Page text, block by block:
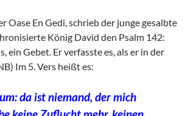
Oase En Gedi, schrieb der junge gesalbte
König David den Psalm 142:
ein Gebet. Er verfasste es, als er in der
Im 5. Vers heißt es:
da ist niemand, der mich